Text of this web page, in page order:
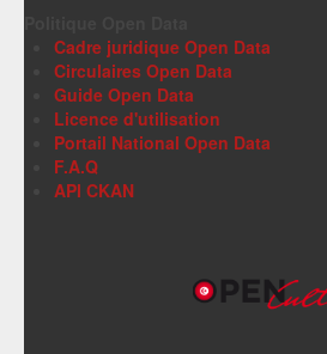
Cadre juridique Open Data
Circulaires Open Data
Guide Open Data
Licence d'utilisation
Portail National Open Data
F.A.Q
API CKAN